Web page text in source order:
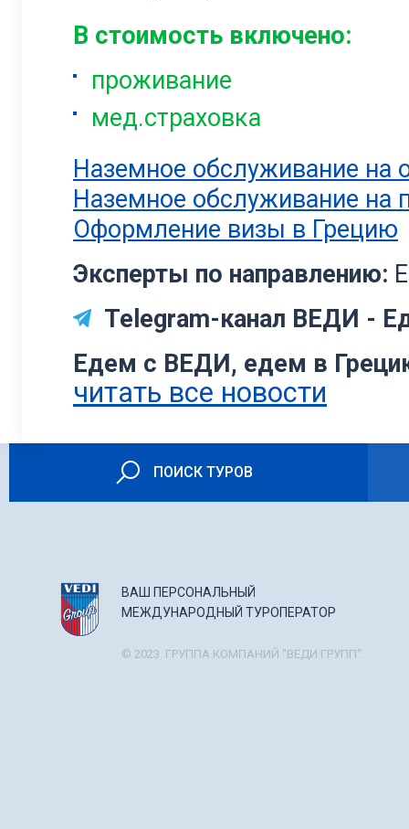
В стоимость включено:
проживание
мед.страховка
Наземное обслуживание на
Наземное обслуживание на
Оформление визы в Грецию
Эксперты по направлению:
Telegram-канал ВЕДИ -
Едем с ВЕДИ, едем в
читать все новости
ПОИСК ТУРОВ
ВАШ ПЕРСОНАЛЬНЫЙ
МЕЖДУНАРОДНЫЙ ТУРОПЕРАТОР
© 2023. ГРУППА КОМПАНИЙ "ВЕДИ ГРУПП".